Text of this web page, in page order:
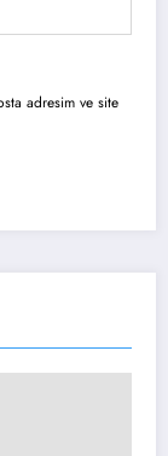
adresim ve site